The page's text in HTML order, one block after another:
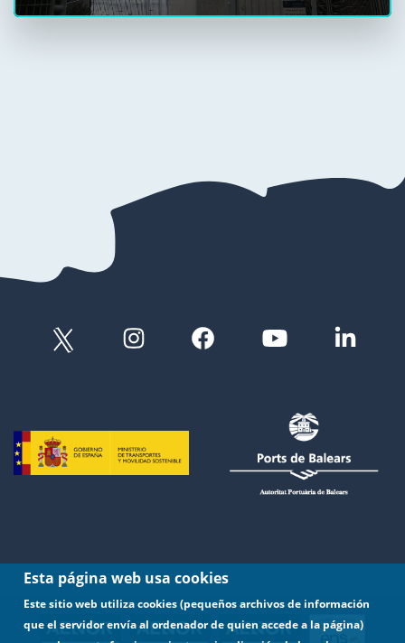
Esta página web usa cookies
Este sitio web utiliza cookies (pequeños archivos de información
que el servidor envía al ordenador de quien accede a la página)